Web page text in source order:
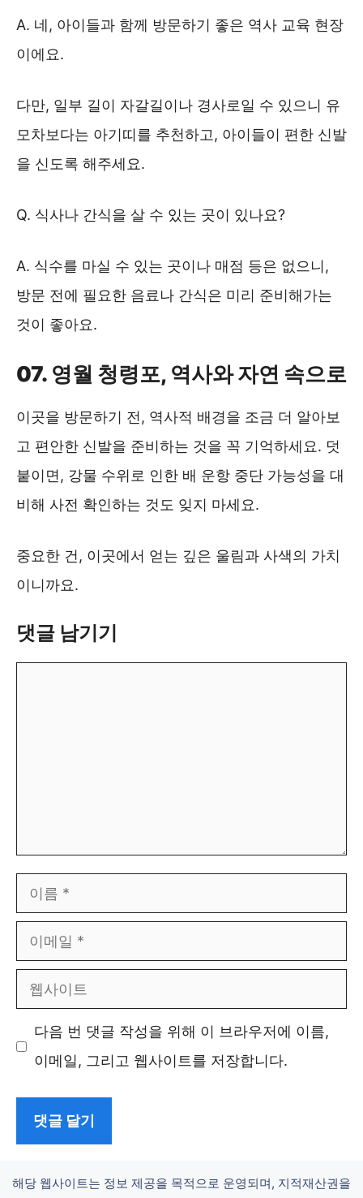
A. 네, 아이들과 함께 방문하기 좋은 역사 교육 현장
이에요.
다만, 일부 길이 자갈길이나 경사로일 수 있으니 유
모차보다는 아기띠를 추천하고, 아이들이 편한 신발
을 신도록 해주세요.
Q. 식사나 간식을 살 수 있는 곳이 있나요?
A. 식수를 마실 수 있는 곳이나 매점 등은 없으니,
방문 전에 필요한 음료나 간식은 미리 준비해가는
것이 좋아요.
07. 영월 청령포, 역사와 자연 속으로
이곳을 방문하기 전, 역사적 배경을 조금 더 알아보
고 편안한 신발을 준비하는 것을 꼭 기억하세요. 덧
붙이면, 강물 수위로 인한 배 운항 중단 가능성을 대
비해 사전 확인하는 것도 잊지 마세요.
중요한 건, 이곳에서 얻는 깊은 울림과 사색의 가치
이니까요.
댓글 남기기
름
메
사
이
다음 번 댓글 작성을 위해 이 브라우저에 이름,
이메일, 그리고 웹사이트를 저장합니다.
해당 웹사이트는 정보 제공을 목적으로 운영되며, 지적재산권을